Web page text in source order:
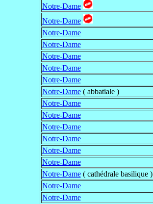
Notre-Dame
Notre-Dame
Notre-Dame
Notre-Dame
Notre-Dame
Notre-Dame
Notre-Dame
Notre-Dame( abbatiale )
Notre-Dame
Notre-Dame
Notre-Dame
Notre-Dame
Notre-Dame
Notre-Dame
Notre-Dame( cathédrale basilique )
Notre-Dame
Notre-Dame